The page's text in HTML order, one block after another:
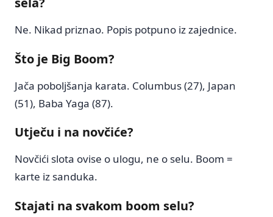
Ne. Nikad priznao. Popis potpuno iz zajednice.
Što je Big Boom?
Jača poboljšanja karata. Columbus (27), Japan
(51), Baba Yaga (87).
Utječu i na novčiće?
Novčići slota ovise o ulogu, ne o selu. Boom =
karte iz sanduka.
Stajati na svakom boom selu?